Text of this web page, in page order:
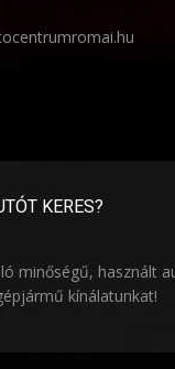
KERES?
minőségű, használt
kínálatunkat!